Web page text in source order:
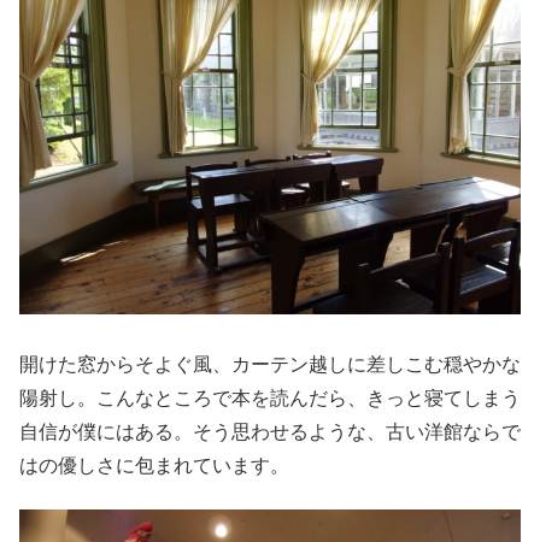
開けた窓からそよぐ風、カーテン越しに差しこむ穏やかな
陽射し。こんなところで本を読んだら、きっと寝てしまう
自信が僕にはある。そう思わせるような、古い洋館ならで
はの優しさに包まれています。